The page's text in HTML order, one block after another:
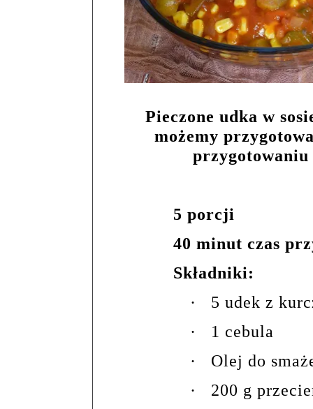
Pieczone udka w
możemy
przygotowaniu
5 porcji
40 minut czas
Składniki:
·
5 udek z
·
1 cebula
·
Olej do
·
200 g